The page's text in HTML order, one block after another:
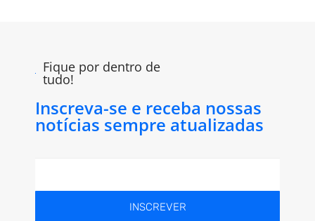
Fique por dentro de
tudo!
Inscreva-se e receba nossas
notícias sempre atualizadas
INSCREVER